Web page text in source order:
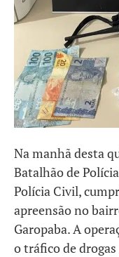
Na manhã desta
Batalhão de
Polícia Civil,
apreensão no
Garopaba. A
o tráfico de